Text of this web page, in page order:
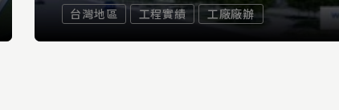
台灣地區 工程實績 工廠廠辦